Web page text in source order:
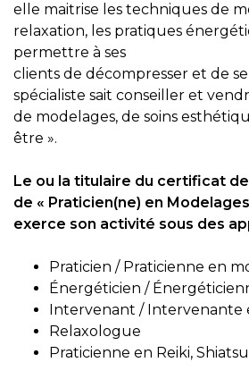
elle maitrise les techniques de
relaxation, les pratiques
permettre à ses
clients de décompresser et de
spécialiste sait conseiller et
de modelages, de soins
être ».
Le ou la titulaire du certificat
de « Praticien(ne) en
exerce son activité sous des
Praticien / Praticienne en
Énergéticien /
Intervenant / Intervenante
Relaxologue
Praticienne en Reiki, Shiatsu